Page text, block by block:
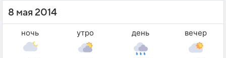
8 мая 2014
ночь утро день вечер